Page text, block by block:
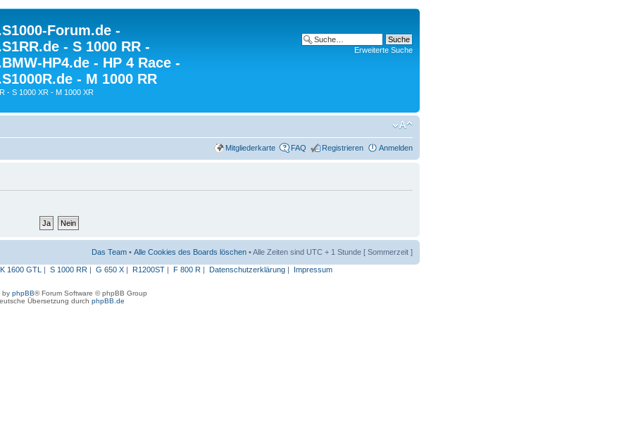
Forum.de -
- S 1000 RR -
HP4.de - HP 4 Race -
- M 1000 RR
- S 1000 XR - M 1000 XR
Erweiterte Suche
Mitgliederkarte FAQ Registrieren Anmelden
Das Team • Alle Cookies des Boards löschen • Alle Zeiten sind UTC + 1 Stunde [ Sommerzeit ]
K 1600 GTL | S 1000 RR | G 650 X| R1200ST| F 800 R | Datenschutzerklärung| Impressum
by phpBB® Forum Software © phpBB Group
Übersetzung durch phpBB.de